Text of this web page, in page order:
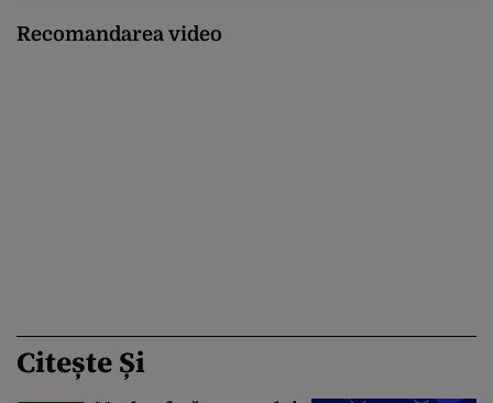
Recomandarea video
Citește Și